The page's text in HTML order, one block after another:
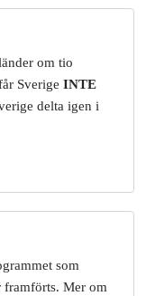
om tio
Sverige INTE
delta igen i
som
framförts. Mer om